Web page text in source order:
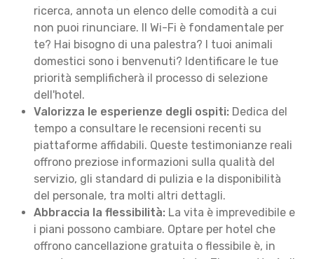
ricerca, annota un elenco delle comodità a cui
non puoi rinunciare. Il Wi-Fi è fondamentale per
te? Hai bisogno di una palestra? I tuoi animali
domestici sono i benvenuti? Identificare le tue
priorità semplificherà il processo di selezione
dell'hotel.
Valorizza le esperienze degli ospiti: Dedica del
tempo a consultare le recensioni recenti su
piattaforme affidabili. Queste testimonianze reali
offrono preziose informazioni sulla qualità del
servizio, gli standard di pulizia e la disponibilità
del personale, tra molti altri dettagli.
Abbraccia la flessibilità: La vita è imprevedibile e
i piani possono cambiare. Optare per hotel che
offrono cancellazione gratuita o flessibile è, in